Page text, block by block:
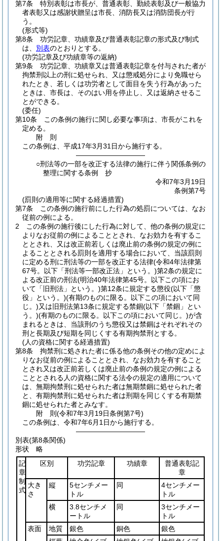
第7条
特別表彰は市長が、普通表彰、勤続表彰及び一般協力
者表彰又は感謝状贈呈は市長、消防長又は消防団長が行
う。
(形式等)
第8条
功労記章、功績章及び普通表彰記章の形式及び制式
は、 別表のとおりとする。
(功労記章及び功績章等の返納)
第9条
功労記章、功績章又は普通表彰記章を付与された者が
拘禁刑以上の刑に処せられ、又は懲戒処分により免職せら
れたとき、若しくは功労者として面目を失う行為があった
ときは、市長は、そのはい用を停止し、又は返納させるこ
とができる。
(委任)
第10条
この条例の施行に関し必要な事項は、市長がこれを
定める。
附 則
この条例は、平成17年3月31日から施行する。
――――――――――
○刑法等の一部を改正する法律の施行に伴う関係条例の
整理に関する条例 抄
令和7年3月19日
条例第7号
(罰則の適用等に関する経過措置)
第7条
この条例の施行前にした行為の処罰については、なお
従前の例による。
2
この条例の施行後にした行為に対して、他の条例の規定に
よりなお従前の例によることとされ、なお効力を有するこ
ととされ、又は改正前若しくは廃止前の条例の規定の例に
よることとされる罰則を適用する場合において、当該罰則
に定める刑に刑法等の一部を改正する法律(令和4年法律第
67号。以下「刑法等一部改正法」という。)第2条の規定に
よる改正前の刑法(明治40年法律第45号。以下この項にお
いて「旧刑法」という。)第12条に規定する懲役(以下「懲
役」という。)(有期のものに限る。以下この項において同
じ。)又は旧刑法第13条に規定する禁錮(以下「禁錮」とい
う。)(有期のものに限る。以下この項において同じ。)が含
まれるときは、当該刑のうち懲役又は禁錮はそれぞれその
刑と長期及び短期を同じくする有期拘禁刑とする。
(人の資格に関する経過措置)
第8条
拘禁刑に処された者に係る他の条例その他の定めによ
りなお従前の例によることとされ、なお効力を有すること
とされ又は改正前若しくは廃止前の条例の規定の例による
こととされる人の資格に関する法令の規定の適用について
は、無期拘禁刑に処せられた者は無期禁錮に処せられた者
と、有期拘禁刑に処せられた者は刑期を同じくする有期禁
錮に処せられた者とみなす。
附 則(令和7年3月19日条例第7号)
この条例は、令和7年6月1日から施行する。
――――――――――
別表(第8条関係)
形状 略
記
章
制
式
区別 功労記章 功績章
普通表彰記
章
大き
さ
縦
5センチメー
トル
同
4センチメー
トル
横
3.8センチメ
ートル
同
3センチメー
トル
表面
地質 銀色 銅色
銀色